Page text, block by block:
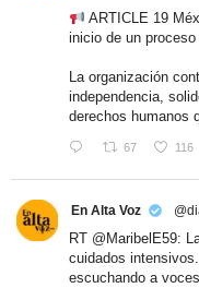
ARTICLE 19
inicio de un
La organización
independencia,
derechos humanos
67 116
En Alta Voz
RT @MaribelE59:
cuidados
escuchando a